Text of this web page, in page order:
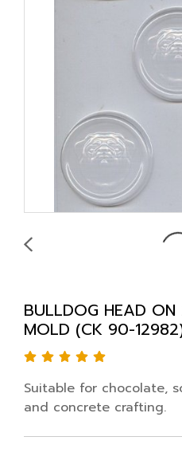
BULLDOG HEAD
MOLD (CK 90-
Suitable for chocolate,
and concrete crafting.